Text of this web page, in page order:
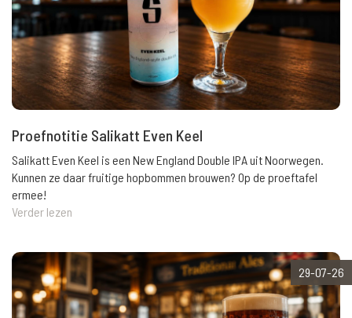
Proefnotitie Salikatt Even Keel
Salikatt Even Keel is een New England Double IPA uit Noorwegen.
Kunnen ze daar fruitige hopbommen brouwen? Op de proeftafel
ermee!
Verder lezen
29-07-26